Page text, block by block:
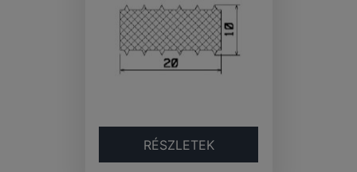
RÉSZLETEK